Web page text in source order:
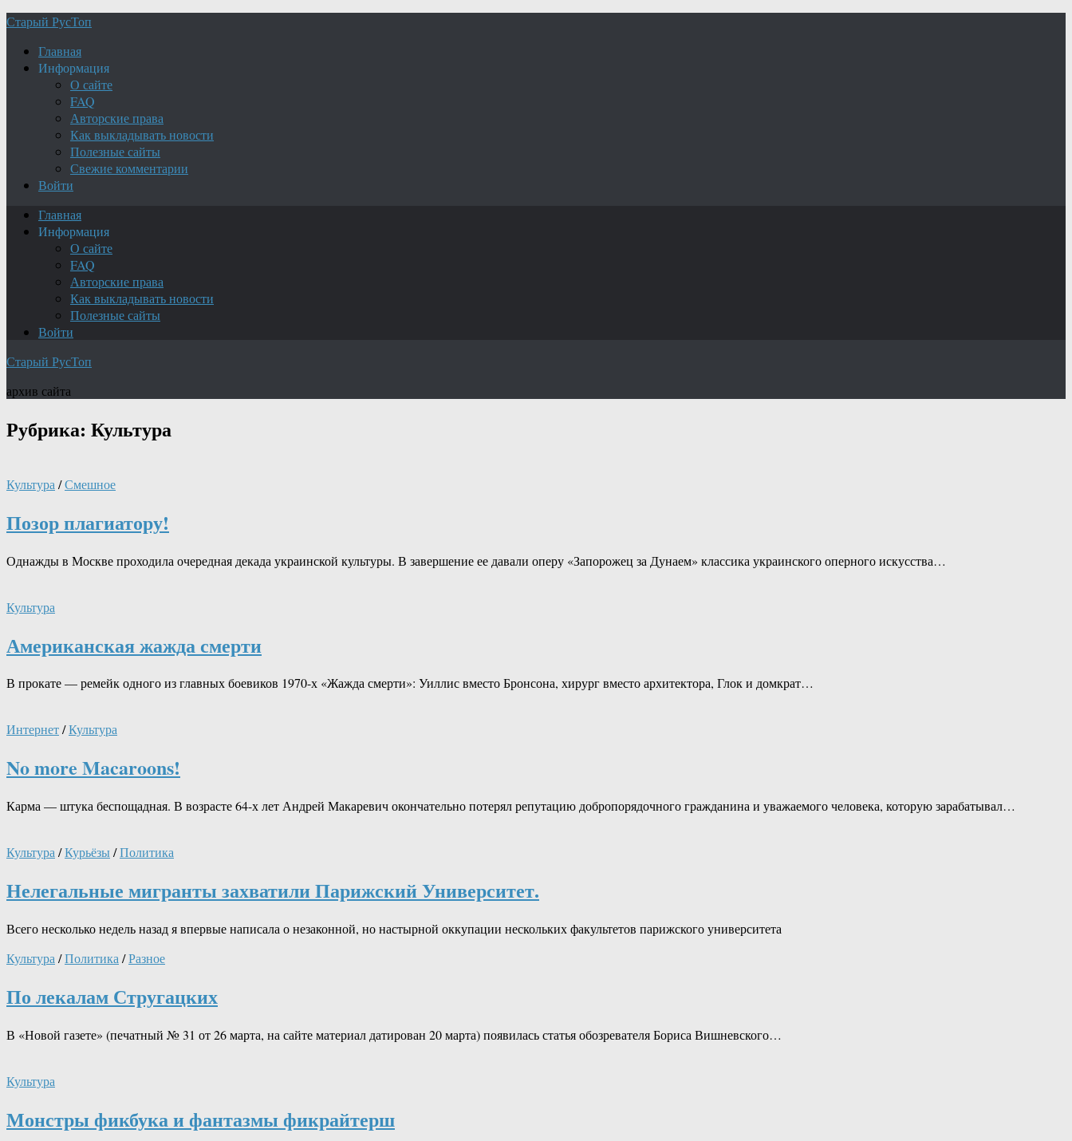
Старый РусТоп
Главная
Информация
О сайте
FAQ
Авторские права
Как выкладывать новости
Полезные сайты
Свежие комментарии
Войти
Главная
Информация
О сайте
FAQ
Авторские права
Как выкладывать новости
Полезные сайты
Войти
Старый РусТоп
архив сайта
Рубрика: Культура
Культура /Смешное
Позор плагиатору!
Однажды в Москве проходила очередная декада украинской культуры. В завершение ее давали оперу «Запорожец за Дунаем» классика украинского оперного искусства…
Культура
Американская жажда смерти
В прокате — ремейк одного из главных боевиков 1970-х «Жажда смерти»: Уиллис вместо Бронсона, хирург вместо архитектора, Глок и домкрат…
Интернет/Культура
No more Macaroons!
Карма — штука беспощадная. В возрасте 64-х лет Андрей Макаревич окончательно потерял репутацию добропорядочного гражданина и уважаемого человека, которую зарабатывал…
Культура/Курьёзы/Политика
Нелегальные мигранты захватили Парижский Университет.
Всего несколько недель назад я впервые написала о незаконной, но настырной оккупации нескольких факультетов парижского университета
Культура /Политика /Разное
По лекалам Стругацких
В «Новой газете» (печатный № 31 от 26 марта, на сайте материал датирован 20 марта) появилась статья обозревателя Бориса Вишневского…
Культура
Монстры фикбука и фантазмы фикрайтерш